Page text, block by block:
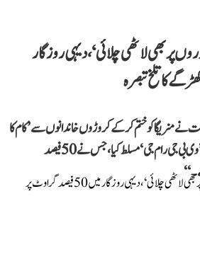
بھی لاٹھی چلائی‘، دیہی روزگار
منریگا کو ختم کر کے کروڑوں خاندانوں سے ’کام کا
حق‘ چھین لیا اور اس کے بدلے ’وی بی جی رام جی‘ مسلط کیا، جس نے 50 فیصد